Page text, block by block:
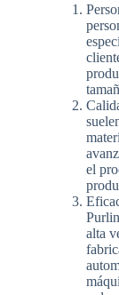
el
alta